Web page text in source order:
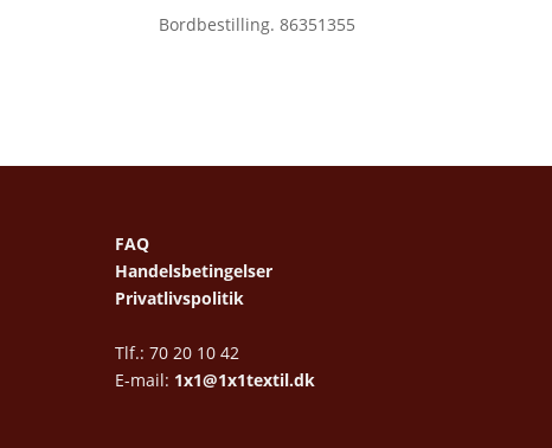
Bordbestilling. 86351355
FAQ
Handelsbetingelser
Privatlivspolitik
Tlf.: 70 20 10 42
E-mail: 1x1@1x1textil.dk